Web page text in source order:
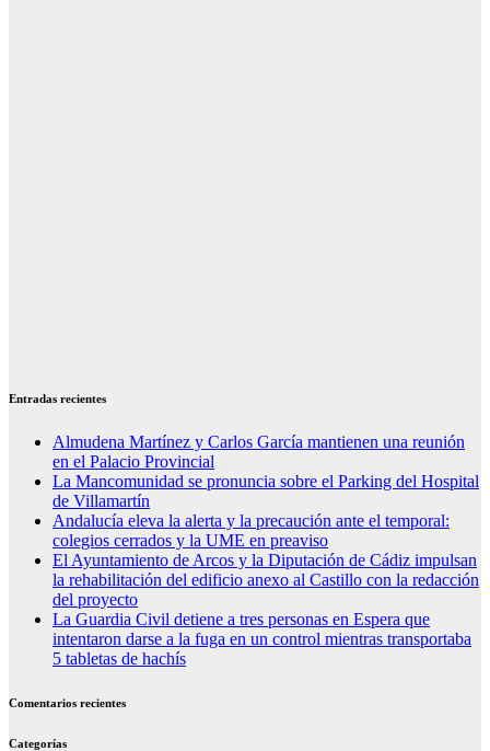
Entradas recientes
Almudena Martínez y Carlos García mantienen una reunión
en el Palacio Provincial
La Mancomunidad se pronuncia sobre el Parking del Hospital
de Villamartín
Andalucía eleva la alerta y la precaución ante el temporal:
colegios cerrados y la UME en preaviso
El Ayuntamiento de Arcos y la Diputación de Cádiz impulsan
la rehabilitación del edificio anexo al Castillo con la redacción
del proyecto
La Guardia Civil detiene a tres personas en Espera que
intentaron darse a la fuga en un control mientras transportaba
5 tabletas de hachís
Comentarios recientes
Categorías